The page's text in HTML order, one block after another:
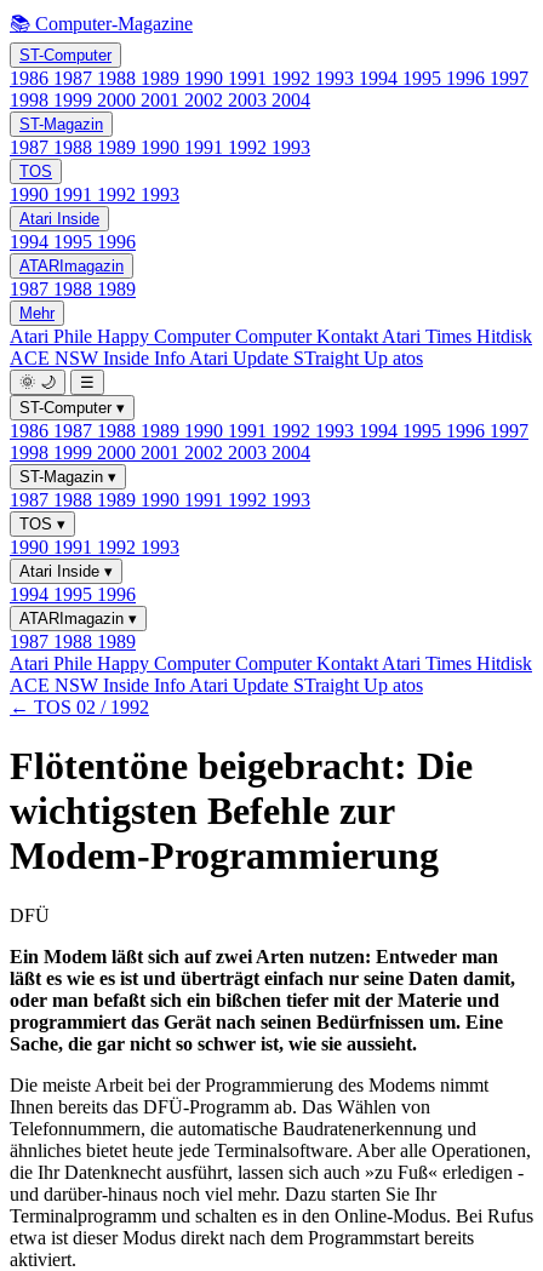
📚 Computer-Magazine
ST-Computer
1986 1987 1988 1989 1990 1991 1992 1993 1994 1995 1996 1997
1998 1999 2000 2001 2002 2003 2004
ST-Magazin
1987 1988 1989 1990 1991 1992 1993
TOS
1990 1991 1992 1993
Atari Inside
1994 1995 1996
ATARImagazin
1987 1988 1989
Mehr
Atari Phile Happy ComputerComputer Kontakt Atari Times Hitdisk
ACE NSW Inside Info Atari Update STraight Up atos
🌞 🌙
☰
ST-Computer ▾
1986 1987 1988 1989 1990 1991 1992 1993 1994 1995 1996 1997
1998 1999 2000 2001 2002 2003 2004
ST-Magazin ▾
1987 1988 1989 1990 1991 1992 1993
TOS ▾
1990 1991 1992 1993
Atari Inside ▾
1994 1995 1996
ATARImagazin ▾
1987 1988 1989
Atari Phile Happy ComputerComputer Kontakt Atari Times Hitdisk
ACE NSW Inside Info Atari Update STraight Up atos
← TOS 02 / 1992
Flötentöne beigebracht: Die
wichtigsten Befehle zur
Modem-Programmierung
DFÜ
Ein Modem läßt sich auf zwei Arten nutzen: Entweder man
läßt es wie es ist und überträgt einfach nur seine Daten damit,
oder man befaßt sich ein bißchen tiefer mit der Materie und
programmiert das Gerät nach seinen Bedürfnissen um. Eine
Sache, die gar nicht so schwer ist, wie sie aussieht.
Die meiste Arbeit bei der Programmierung des Modems nimmt
Ihnen bereits das DFÜ-Programm ab. Das Wählen von
Telefonnummern, die automatische Baudratenerkennung und
ähnliches bietet heute jede Terminalsoftware. Aber alle Operationen,
die Ihr Datenknecht ausführt, lassen sich auch »zu Fuß« erledigen -
und darüber-hinaus noch viel mehr. Dazu starten Sie Ihr
Terminalprogramm und schalten es in den Online-Modus. Bei Rufus
etwa ist dieser Modus direkt nach dem Programmstart bereits
aktiviert.